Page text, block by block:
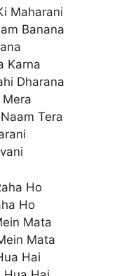
Maharani
Banana
Karna
Dharana
Tera
Ho
Ho
Mata
Mata
Hai